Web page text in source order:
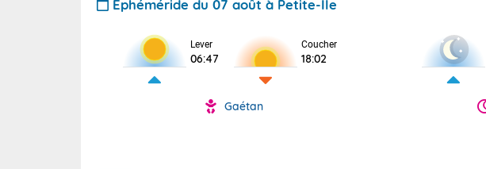
Ephéméride du 07 août à Petite-Île
Lever
06:47
Coucher
18:02
Gaétan